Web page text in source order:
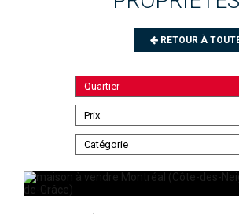
RETOUR À
Quartier
Prix
Catégorie